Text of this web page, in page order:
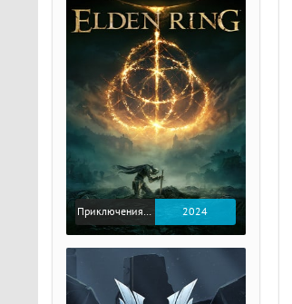
Приключения / Экшен / Ролевые 2024